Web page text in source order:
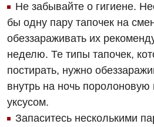
Медицинская психология
Неврология
Онкологическое отделение
Оториноларингология
Не забывайте о гигиене.
бы одну пару тапочек на
обеззараживать их
неделю. Те типы тапочек,
постирать, нужно
внутрь на ночь
уксусом.
Запаситесь несколькими